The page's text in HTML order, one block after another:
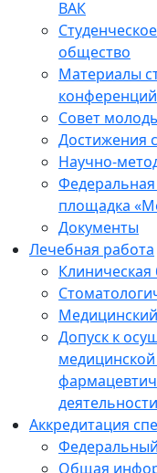
ВАК
общество
Материалы
конференций
Совет
Достижения
Научно-
площадка
Документы
Лечебная работа
Допуск к
деятельности
Аккредитация
Общая